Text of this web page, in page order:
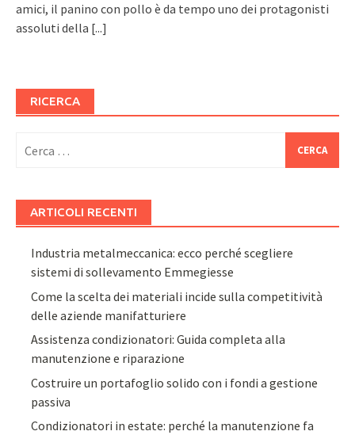
amici, il panino con pollo è da tempo uno dei protagonisti
assoluti della [...]
RICERCA
per:
ARTICOLI RECENTI
Industria metalmeccanica: ecco perché scegliere
sistemi di sollevamento Emmegiesse
Come la scelta dei materiali incide sulla competitività
delle aziende manifatturiere
Assistenza condizionatori: Guida completa alla
manutenzione e riparazione
Costruire un portafoglio solido con i fondi a gestione
passiva
Condizionatori in estate: perché la manutenzione fa